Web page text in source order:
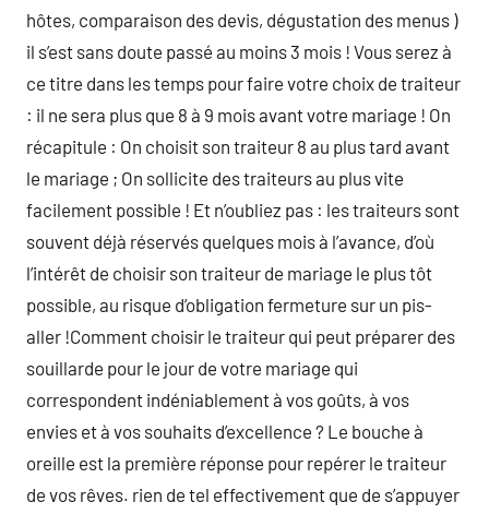
hôtes, comparaison des devis, dégustation des menus )
il s’est sans doute passé au moins 3 mois ! Vous serez à
ce titre dans les temps pour faire votre choix de traiteur
: il ne sera plus que 8 à 9 mois avant votre mariage ! On
récapitule : On choisit son traiteur 8 au plus tard avant
le mariage ; On sollicite des traiteurs au plus vite
facilement possible ! Et n’oubliez pas : les traiteurs sont
souvent déjà réservés quelques mois à l’avance, d’où
l’intérêt de choisir son traiteur de mariage le plus tôt
possible, au risque d’obligation fermeture sur un pis-
aller !Comment choisir le traiteur qui peut préparer des
souillarde pour le jour de votre mariage qui
correspondent indéniablement à vos goûts, à vos
envies et à vos souhaits d’excellence ? Le bouche à
oreille est la première réponse pour repérer le traiteur
de vos rêves. rien de tel effectivement que de s’appuyer